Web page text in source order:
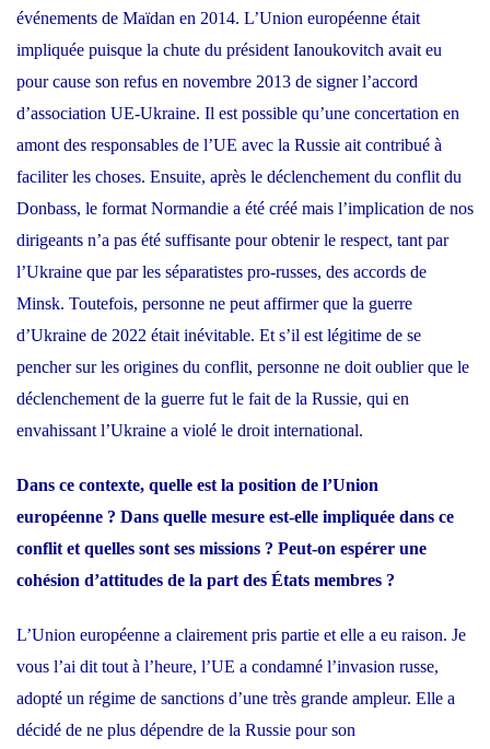
événements de Maïdan en 2014. L’Union européenne était
impliquée puisque la chute du président Ianoukovitch avait eu
pour cause son refus en novembre 2013 de signer l’accord
d’association UE-Ukraine. Il est possible qu’une concertation en
amont des responsables de l’UE avec la Russie ait contribué à
faciliter les choses. Ensuite, après le déclenchement du conflit du
Donbass, le format Normandie a été créé mais l’implication de nos
dirigeants n’a pas été suffisante pour obtenir le respect, tant par
l’Ukraine que par les séparatistes pro-russes, des accords de
Minsk. Toutefois, personne ne peut affirmer que la guerre
d’Ukraine de 2022 était inévitable. Et s’il est légitime de se
pencher sur les origines du conflit, personne ne doit oublier que le
déclenchement de la guerre fut le fait de la Russie, qui en
envahissant l’Ukraine a violé le droit international.
Dans ce contexte, quelle est la position de l’Union
européenne ? Dans quelle mesure est-elle impliquée dans ce
conflit et quelles sont ses missions ? Peut-on espérer une
cohésion d’attitudes de la part des États membres ?
L’Union européenne a clairement pris partie et elle a eu raison. Je
vous l’ai dit tout à l’heure, l’UE a condamné l’invasion russe,
adopté un régime de sanctions d’une très grande ampleur. Elle a
décidé de ne plus dépendre de la Russie pour son